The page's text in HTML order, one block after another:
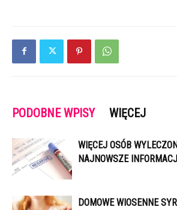
PODOBNE WPISY WIĘCEJ
WIĘCEJ OSÓB
NAJNOWSZE
DOMOWE WIOSENNE